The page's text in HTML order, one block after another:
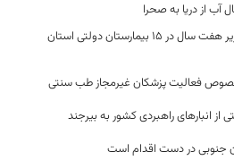
آب از دریا به صحرا
طرح رایگان شدن درمان کودکان زیر هفت سال در ۱۵ بیمارستان دولتی استان
فعالیت پزشکان غیرمجاز طب سنتی
از انبار‌های راهبردی کشور به بیرجند
جنوبی در دست اقدام است